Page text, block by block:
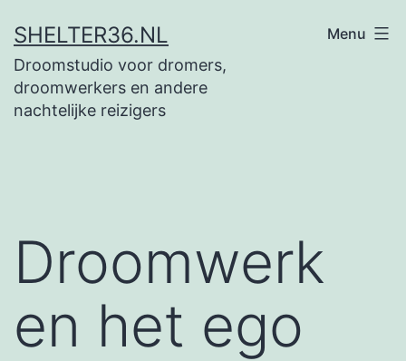
naar
de
inhoud
SHELTER36.NL
Droomstudio voor dromers,
droomwerkers en andere
nachtelijke reizigers
Menu
Droomwerk
en het ego